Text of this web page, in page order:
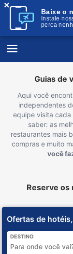
Baixe o
Instale
perca
×
Guias de
Aqui você
independentes
equipe visita
saber: as
restaurantes mais
compras e muito
você
Reserve
Ofertas de
DESTINO